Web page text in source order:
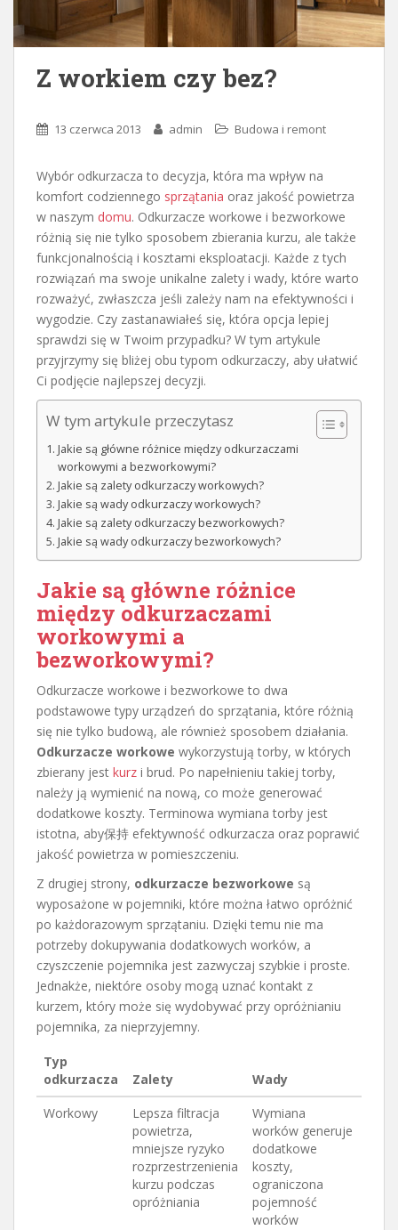
Z workiem czy bez?
13 czerwca 2013 admin Budowa i remont
Wybór odkurzacza to decyzja, która ma wpływ na
komfort codziennego sprzątania oraz jakość powietrza
w naszym domu. Odkurzacze workowe i bezworkowe
różnią się nie tylko sposobem zbierania kurzu, ale także
funkcjonalnością i kosztami eksploatacji. Każde z tych
rozwiązań ma swoje unikalne zalety i wady, które warto
rozważyć, zwłaszcza jeśli zależy nam na efektywności i
wygodzie. Czy zastanawiałeś się, która opcja lepiej
sprawdzi się w Twoim przypadku? W tym artykule
przyjrzymy się bliżej obu typom odkurzaczy, aby ułatwić
Ci podjęcie najlepszej decyzji.
W tym artykule przeczytasz
Jakie są główne różnice między odkurzaczami
workowymi a bezworkowymi?
Jakie są zalety odkurzaczy workowych?
Jakie są wady odkurzaczy workowych?
Jakie są zalety odkurzaczy bezworkowych?
Jakie są wady odkurzaczy bezworkowych?
Jakie są główne różnice
między odkurzaczami
workowymi a
bezworkowymi?
Odkurzacze workowe i bezworkowe to dwa
podstawowe typy urządzeń do sprzątania, które różnią
się nie tylko budową, ale również sposobem działania.
Odkurzacze workowe wykorzystują torby, w których
zbierany jest kurz i brud. Po napełnieniu takiej torby,
należy ją wymienić na nową, co może generować
dodatkowe koszty. Terminowa wymiana torby jest
istotna, aby保持 efektywność odkurzacza oraz poprawić
jakość powietrza w pomieszczeniu.
Z drugiej strony, odkurzacze bezworkowe są
wyposażone w pojemniki, które można łatwo opróżnić
po każdorazowym sprzątaniu. Dzięki temu nie ma
potrzeby dokupywania dodatkowych worków, a
czyszczenie pojemnika jest zazwyczaj szybkie i proste.
Jednakże, niektóre osoby mogą uznać kontakt z
kurzem, który może się wydobywać przy opróżnianiu
pojemnika, za nieprzyjemny.
Typ
odkurzacza
Zalety
Wady
Workowy
Lepsza filtracja
powietrza,
mniejsze ryzyko
rozprzestrzenienia
kurzu podczas
opróżniania
Wymiana
worków generuje
dodatkowe
koszty,
ograniczona
pojemność
worków